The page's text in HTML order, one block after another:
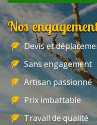
Nos
Devis et
Sans engagement
Artisan passionné
Prix imbattable
Travail de qualité